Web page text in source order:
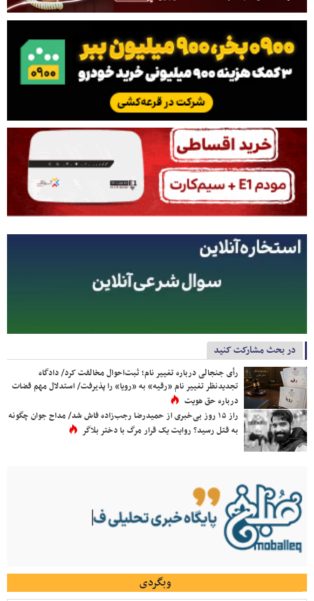
در بحث مشارکت کنید
رأی جنجالی درباره تغییر نام؛ ثبت‌احوال مخالفت کرد/ دادگاه
تجدیدنظر تغییر نام «رقیه» به «رویا» را پذیرفت/ استدلال مهم قضات
درباره حق هویت
راز ۱۵ روز بی‌خبری از حمیدرضا رجب‌زاده فاش شد/ مداح جوان چگونه
به قتل رسید؟ روایت یک قرار مرگ با دختر بلاگر
وبگردی